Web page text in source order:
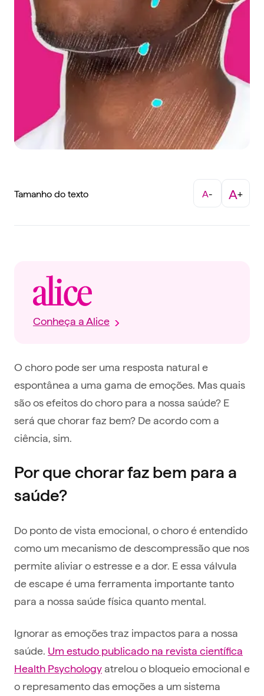
Tamanho do texto A- A+
Conheça a Alice
O choro pode ser uma resposta natural e
espontânea a uma gama de emoções. Mas quais
são os efeitos do choro para a nossa saúde? E
será que chorar faz bem? De acordo com a
ciência, sim.
Por que chorar faz bem para a
saúde?
Do ponto de vista emocional, o choro é entendido
como um mecanismo de descompressão que nos
permite aliviar o estresse e a dor. E essa válvula
de escape é uma ferramenta importante tanto
para a nossa saúde física quanto mental.
Ignorar as emoções traz impactos para a nossa
saúde. Um estudo publicado na revista científica
Health Psychologyatrelou o bloqueio emocional e
o represamento das emoções a um sistema